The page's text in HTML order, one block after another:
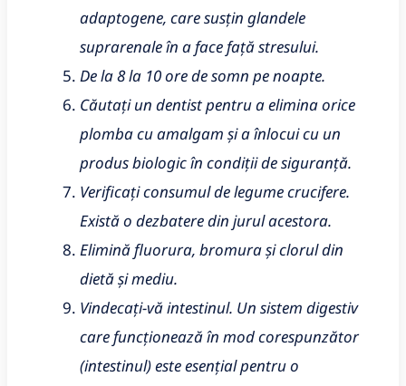
adaptogene, care susțin glandele
suprarenale în a face față stresului.
De la 8 la 10 ore de somn pe noapte.
Căutați un dentist pentru a elimina orice
plomba cu amalgam și a înlocui cu un
produs biologic în condiții de siguranță.
Verificați consumul de legume crucifere.
Există o dezbatere din jurul acestora.
Elimină fluorura, bromura și clorul din
dietă și mediu.
Vindecați-vă intestinul. Un sistem digestiv
care funcționează în mod corespunzător
(intestinul) este esențial pentru o